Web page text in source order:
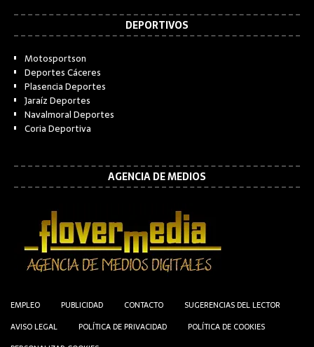
DEPORTIVOS
Motosportson
Deportes Cáceres
Plasencia Deportes
Jaraíz Deportes
Navalmoral Deportes
Coria Deportiva
AGENCIA DE MEDIOS
EMPLEO PUBLICIDAD CONTACTO
SUGERENCIAS DEL LECTOR
AVISO LEGAL
POLÍTICA DE PRIVACIDAD
POLÍTICA DE COOKIES